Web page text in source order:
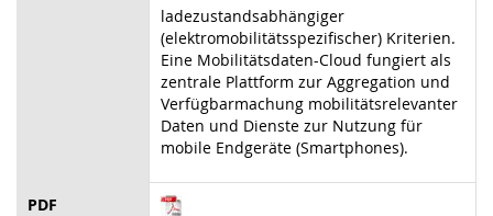
ladezustandsabhängiger
(elektromobilitätsspezifischer) Kriterien.
Eine Mobilitätsdaten-Cloud fungiert als
zentrale Plattform zur Aggregation und
Verfügbarmachung mobilitätsrelevanter
Daten und Dienste zur Nutzung für
mobile Endgeräte (Smartphones).
PDF